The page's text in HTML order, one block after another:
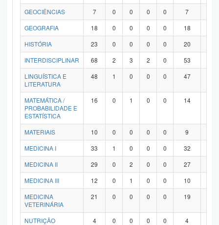
GEOCIÊNCIAS
7 0 0 0 0 7
GEOGRAFIA
18 0 0 0 0 18
HISTÓRIA
23 0 0 0 0 20
INTERDISCIPLINAR
68 2 3 2 0 53
LINGUÍSTICA E
LITERATURA
48 1 0 0 0 47
MATEMÁTICA /
PROBABILIDADE E
ESTATÍSTICA
16 0 1 0 0 14
MATERIAIS 10 0 0 0 0 9
MEDICINA I
33 1 0 0 0 32
MEDICINA II
29 0 2 0 0 27
MEDICINA III
12 0 1 0 0 10
MEDICINA
VETERINÁRIA
21 0 0 0 0 19
NUTRIÇÃO 4 0 0 0 0 4